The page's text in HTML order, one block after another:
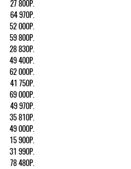
27 800Р.
64 970Р.
52 000Р.
59 800Р.
28 830Р.
49 400Р.
62 000Р.
41 750Р.
69 000Р.
49 970Р.
35 810Р.
49 000Р.
15 900Р.
31 990Р.
78 480Р.